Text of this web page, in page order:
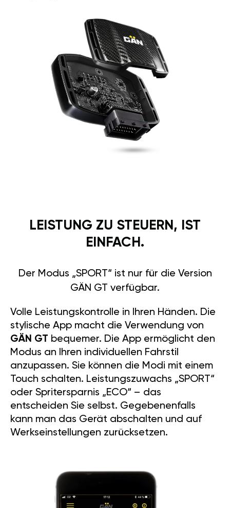
LEISTUNG ZU STEUERN, IST
EINFACH.
Der Modus „SPORT“ ist nur für die Version
GÄN GT verfügbar.
Volle Leistungskontrolle in Ihren Händen. Die
stylische App macht die Verwendung von
GÄN GT bequemer. Die App ermöglicht den
Modus an Ihren individuellen Fahrstil
anzupassen. Sie können die Modi mit einem
Touch schalten. Leistungszuwachs „SPORT“
oder Spritersparnis „ECO“ – das
entscheiden Sie selbst. Gegebenenfalls
kann man das Gerät abschalten und auf
Werkseinstellungen zurücksetzen.